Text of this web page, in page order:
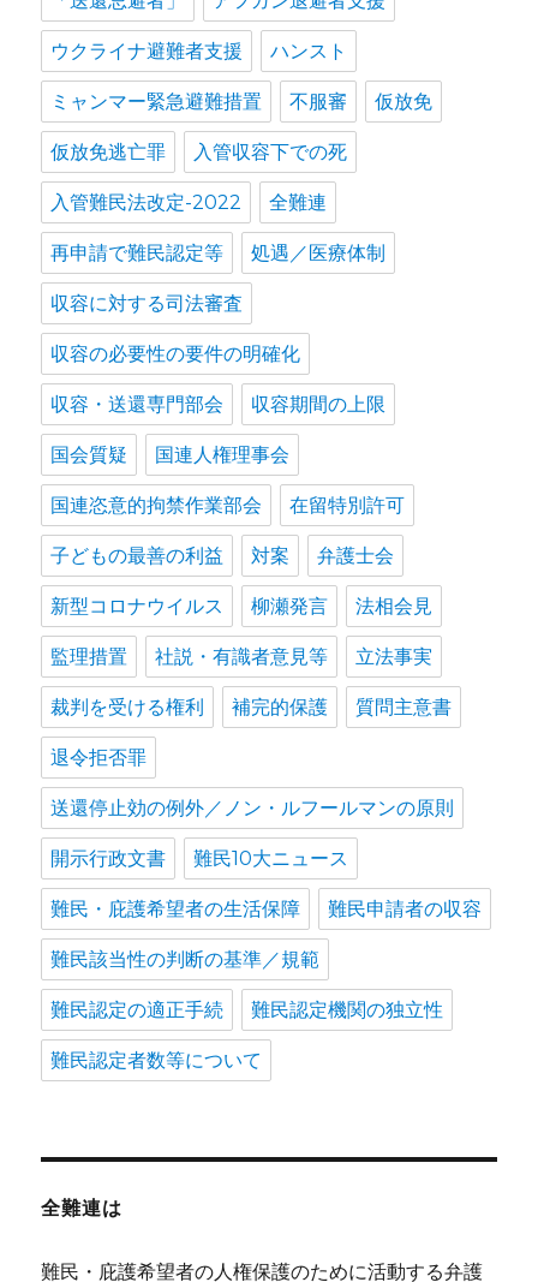
ウクライナ避難者支援 ハンスト
ミャンマー緊急避難措置 不服審 仮放免
仮放免逃亡罪 入管収容下での死
入管難民法改定-2022 全難連
再申請で難民認定等 処遇／医療体制
収容に対する司法審査
収容の必要性の要件の明確化
収容・送還専門部会 収容期間の上限
国会質疑 国連人権理事会
国連恣意的拘禁作業部会 在留特別許可
子どもの最善の利益 対案 弁護士会
新型コロナウイルス 柳瀬発言 法相会見
監理措置 社説・有識者意見等 立法事実
裁判を受ける権利 補完的保護 質問主意書
退令拒否罪
送還停止効の例外／ノン・ルフールマンの原則
開示行政文書 難民10大ニュース
難民・庇護希望者の生活保障 難民申請者の収容
難民該当性の判断の基準／規範
難民認定の適正手続 難民認定機関の独立性
難民認定者数等について
全難連は
難民・庇護希望者の人権保護のために活動する弁護